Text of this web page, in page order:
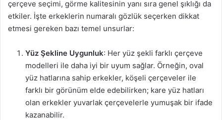
çerçeve seçimi, görme kalitesinin yanı sıra genel şıklığı da
etkiler. İşte erkeklerin numaralı gözlük seçerken dikkat
etmesi gereken bazı temel unsurlar:
Yüz Şekline Uygunluk: Her yüz şekli farklı çerçeve
modelleri ile daha iyi bir uyum sağlar. Örneğin, oval
yüz hatlarına sahip erkekler, köşeli çerçeveler ile
farklı bir görünüm elde edebilirken; kare yüz hatları
olan erkekler yuvarlak çerçevelerle yumuşak bir ifade
kazanabilir.